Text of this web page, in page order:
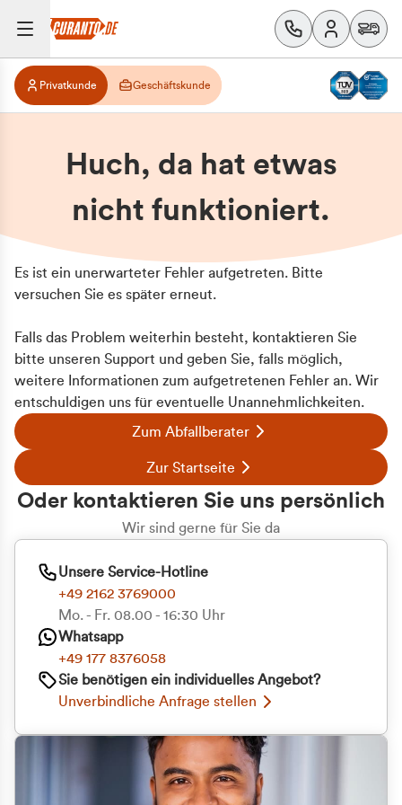
Zustimmung
Wir verwenden Cookies, um Inhalte und Anzeigen
zu personalisieren, Funktionen für soziale Medien
anbieten zu können und die Zugriffe auf unsere
Privatkunde Geschäftskunde
Huch, da hat etwas
nicht funktioniert.
Es ist ein unerwarteter Fehler aufgetreten. Bitte
versuchen Sie es später erneut.
Falls das Problem weiterhin besteht, kontaktieren Sie
bitte unseren Support und geben Sie, falls möglich,
weitere Informationen zum aufgetretenen Fehler an. Wir
entschuldigen uns für eventuelle Unannehmlichkeiten.
Zum Abfallberater
Zur Startseite
Oder kontaktieren Sie uns persönlich
Wir sind gerne für Sie da
Unsere Service-Hotline
+49 2162 3769000
Mo. - Fr. 08.00 - 16:30 Uhr
Whatsapp
+49 177 8376058
Sie benötigen ein individuelles Angebot?
Unverbindliche Anfrage stellen